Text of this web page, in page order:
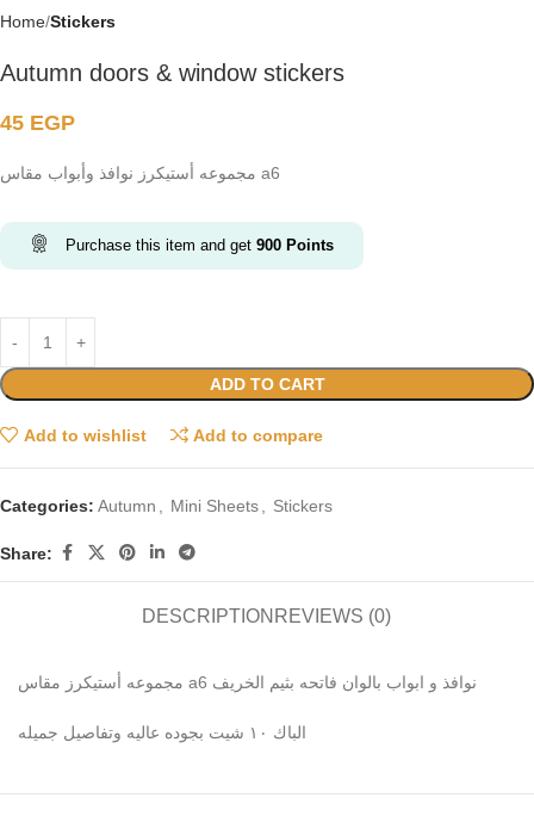
Home Stickers
Autumn doors & window stickers
45 EGP
مجموعه أستيكرز نوافذ وأبواب مقاس a6
Purchase this item and get 900 Points
ADD TO CART
Add to wishlist Add to compare
Categories: Autumn Mini Sheets Stickers
Share:
DESCRIPTION REVIEWS (0)
مجموعه أستيكرز مقاس a6 نوافذ و ابواب بالوان فاتحه بثيم الخريف
الباك ١٠ شيت بجوده عاليه وتفاصيل جميله